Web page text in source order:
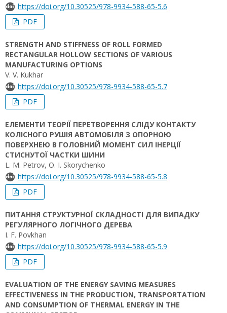
https://doi.org/10.30525/978-9934-588-65-5.6
PDF
STRENGTH AND STIFFNESS OF ROLL FORMED
RECTANGULAR HOLLOW SECTIONS OF VARIOUS
MANUFACTURING OPTIONS
V. V. Kukhar
https://doi.org/10.30525/978-9934-588-65-5.7
PDF
ЕЛЕМЕНТИ ТЕОРІЇ ПЕРЕТВОРЕННЯ СЛІДУ КОНТАКТУ
КОЛІСНОГО РУШІЯ АВТОМОБІЛЯ З ОПОРНОЮ
ПОВЕРХНЕЮ В ГОЛОВНИЙ МОМЕНТ СИЛ ІНЕРЦІЇ
СТИСНУТОЇ ЧАСТКИ ШИНИ
L. M. Petrov, O. I. Skorychenko
https://doi.org/10.30525/978-9934-588-65-5.8
PDF
ПИТАННЯ СТРУКТУРНОЇ СКЛАДНОСТІ ДЛЯ ВИПАДКУ
РЕГУЛЯРНОГО ЛОГІЧНОГО ДЕРЕВА
I. F. Povkhan
https://doi.org/10.30525/978-9934-588-65-5.9
PDF
EVALUATION OF THE ENERGY SAVING MEASURES
EFFECTIVENESS IN THE PRODUCTION, TRANSPORTATION
AND CONSUMPTION OF THERMAL ENERGY IN THE